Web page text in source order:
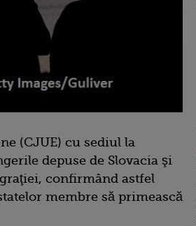
(CJUE) cu sediul la
depuse de Slovacia şi
confirmând astfel
membre să primească